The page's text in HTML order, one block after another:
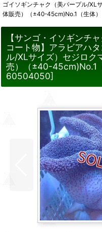
ゴイソギンチャク（美パープル/XL
体販売）（±40-45cm)No.1（生体）
【サンゴ・イソギンチ
コート物】アラビアハ
ル/XLサイズ）セジロク
売）（±40-45cm)No.1
60504050]